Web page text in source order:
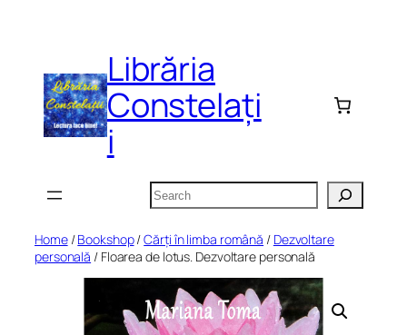
Librăria
Constelați
i
Search
Home/Bookshop/Cărți în limba română / Dezvoltare
personală / Floarea de lotus. Dezvoltare personală